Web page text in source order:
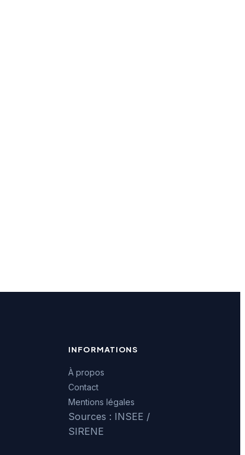
INFORMATIONS
À propos
Contact
Mentions légales
Sources : INSEE /
SIRENE